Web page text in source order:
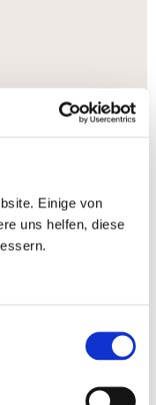
Einige von
uns helfen, diese
Newsletter oder unter
Informationen zum
und auf den
Wirkung statt